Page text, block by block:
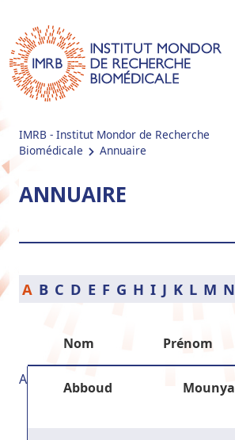
IMRB - Institut Mondor de Recherche
Biomédicale
Annuaire
ANNUAIRE
A B C D E F G H I J K L M N
Nom Prénom
A Abboud Mounya